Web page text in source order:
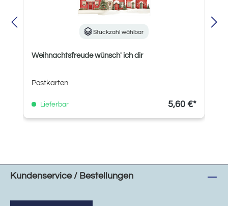
Stückzahl wählbar
Weihnachtsfreude wünsch' ich dir
Postkarten
Lieferbar 5,60 €*
Kundenservice / Bestellungen